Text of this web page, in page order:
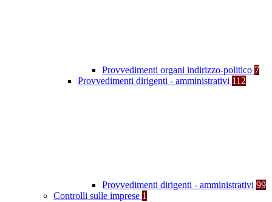
Provvedimenti organi indirizzo-politico 7
Provvedimenti dirigenti - amministrativi 112
Provvedimenti dirigenti - amministrativi 99
Controlli sulle imprese 1